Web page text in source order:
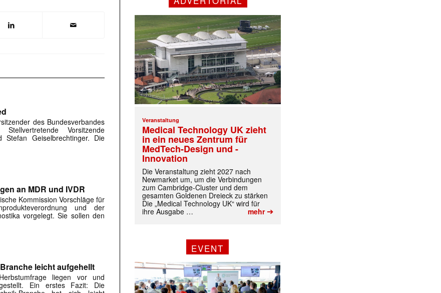
des Bundesverbandes
Stellvertretende Vorsitzende
Geiselbrechtinger. Die
an MDR und IVDR
Kommission Vorschläge für
und der
vorgelegt. Sie sollen den
leicht aufgehellt
liegen vor und
Ein erstes Fazit: Die
Veranstaltung
Medical Technology UK zieht
in ein neues Zentrum für
MedTech-Design und -
Innovation
Die Veranstaltung zieht 2027 nach
Newmarket um, um die Verbindungen
zum Cambridge-Cluster und dem
gesamten Goldenen Dreieck zu stärken
Die „Medical Technology UK“ wird für
ihre Ausgabe …
mehr➔
EVENT